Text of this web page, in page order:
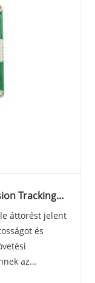
Tracking
áttörést jelent
és
az